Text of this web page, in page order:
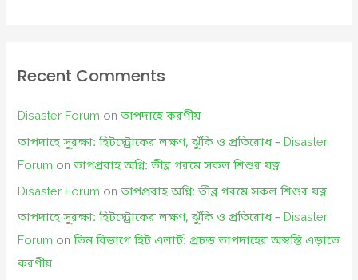
Recent Comments
Disaster Forum onতাপদাহে করণীয়
তাপদাহে সুরক্ষা: হিটস্ট্রোকের লক্ষণ, ঝুঁকি ও প্রতিরোধ – Disaster
Forum onতাপপ্রবাহ অগ্নি: তীব্র গরমে সকল শিশুর যত্ন
Disaster Forum onতাপপ্রবাহ অগ্নি: তীব্র গরমে সকল শিশুর যত্ন
তাপদাহে সুরক্ষা: হিটস্ট্রোকের লক্ষণ, ঝুঁকি ও প্রতিরোধ – Disaster
Forum onতিন বিভাগে হিট এলার্ট: প্রচন্ড তাপদাহের অস্বস্তি এড়াতে
করণীয়